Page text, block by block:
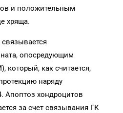
и положительным
хряща.
опосредующим
который, как считается,
наряду
Апоптоз хондроцитов
за счет связывания ГК